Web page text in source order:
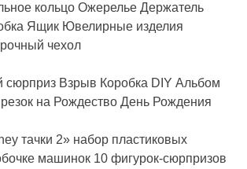
кольцо Ожерелье Держатель
Ящик Ювелирные изделия
чехол
сюрприз Взрыв Коробка DIY Альбом
на Рождество День Рождения
тачки 2» набор пластиковых
машинок 10 фигурок-сюрпризов